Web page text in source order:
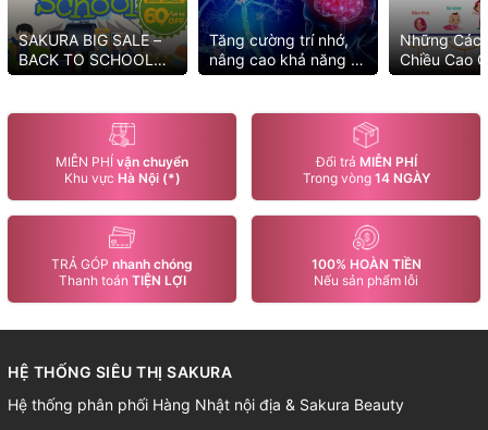
SAKURA BIG SALE –
BACK TO SCHOOL
2025 MUA NGAY KẺO
Tăng cường trí nhớ,
nâng cao khả năng tư
duy với những cách
Những
Chiều Cao
Tốt Nhất
MIỄN PHÍ vận chuyển
Khu vực Hà Nội (*)
Đổi trả MIỄN PHÍ
Trong vòng 14 NGÀY
TRẢ GÓP nhanh chóng
Thanh toán TIỆN LỢI
100% HOÀN TIỀN
Nếu sản phẩm lỗi
HỆ THỐNG SIÊU THỊ SAKURA
Hệ thống phân phối Hàng Nhật nội địa & Sakura Beauty